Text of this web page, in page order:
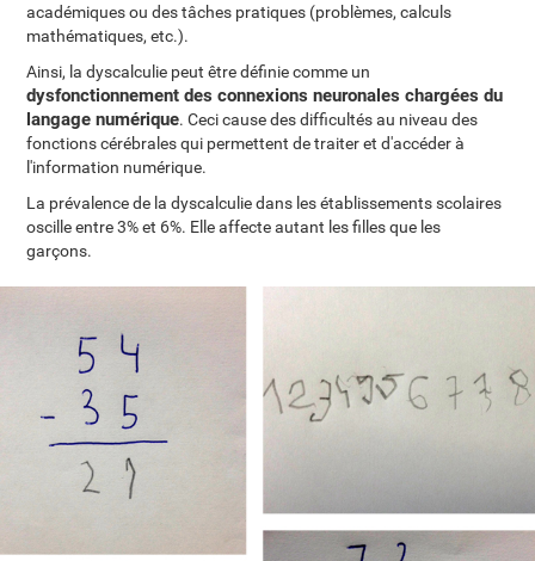
académiques ou des tâches pratiques (problèmes, calculs
mathématiques, etc.).
Ainsi, la dyscalculie peut être définie comme un
dysfonctionnement des connexions neuronales chargées du
langage numérique. Ceci cause des difficultés au niveau des
fonctions cérébrales qui permettent de traiter et d'accéder à
l'information numérique.
La prévalence de la dyscalculie dans les établissements scolaires
oscille entre 3% et 6%. Elle affecte autant les filles que les
garçons.